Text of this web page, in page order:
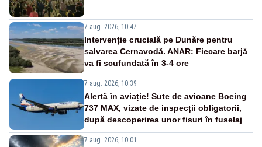
7 aug. 2026, 10:47
Intervenție crucială pe Dunăre pentru
salvarea Cernavodă. ANAR: Fiecare barjă
va fi scufundată în 3-4 ore
7 aug. 2026, 10:39
Alertă în aviație! Sute de avioane Boeing
737 MAX, vizate de inspecții obligatorii,
după descoperirea unor fisuri în fuselaj
7 aug. 2026, 10:01